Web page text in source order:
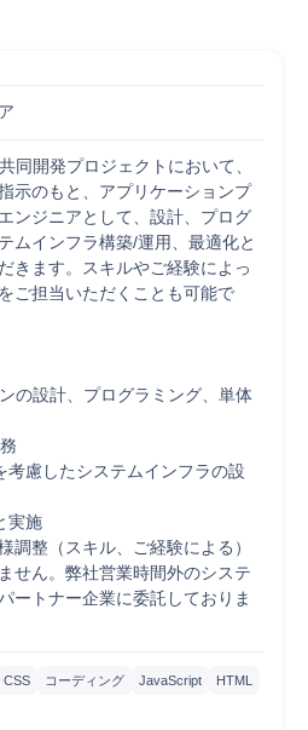
同開発プロジェクトにおいて、
示のもと、アプリケーションプ
ンジニアとして、設計、プログ
ムインフラ構築/運用、最適化と
きます。スキルやご経験によっ
ご担当いただくことも可能で
の設計、プログラミング、単体
慮したシステムインフラの設
実施
整（スキル、ご経験による）
ん。弊社営業時間外のシステ
ートナー企業に委託しておりま
CSS コーディング JavaScript
HTML